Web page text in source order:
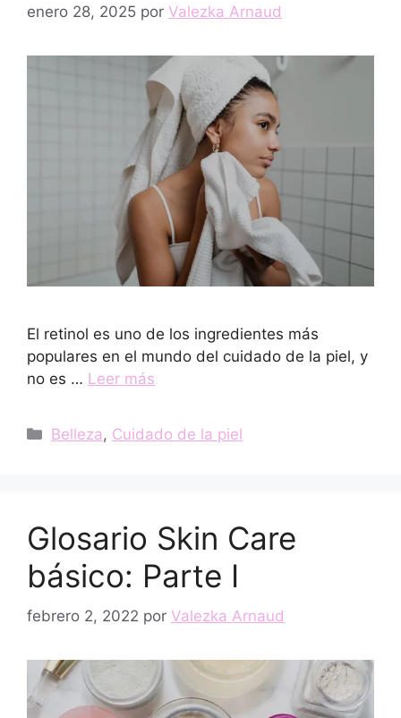
enero 28, 2025 por Valezka Arnaud
El retinol es uno de los ingredientes más
populares en el mundo del cuidado de la piel, y
no es … Leer más
Categorías
Belleza, Cuidado de la piel
Glosario Skin Care
básico: Parte I
febrero 2, 2022 por Valezka Arnaud